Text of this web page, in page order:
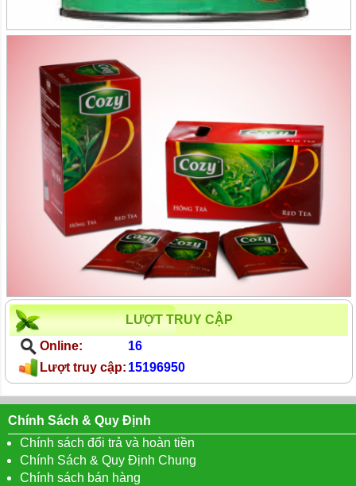
LƯỢT TRUY CẬP
Online:
16
Lượt truy cập: 15196950
Chính Sách & Quy Định
Chính sách đổi trả và hoàn tiền
Chính Sách & Quy Định Chung
Chính sách bán hàng